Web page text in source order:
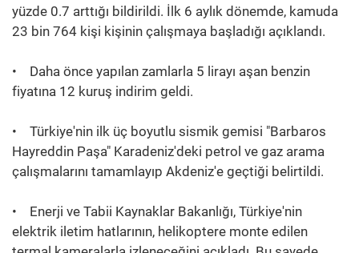
yüzde 0.7 arttığı bildirildi. İlk 6 aylık dönemde, kamuda
23 bin 764 kişi kişinin çalışmaya başladığı açıklandı.
• Daha önce yapılan zamlarla 5 lirayı aşan benzin
fiyatına 12 kuruş indirim geldi.
• Türkiye'nin ilk üç boyutlu sismik gemisi "Barbaros
Hayreddin Paşa" Karadeniz'deki petrol ve gaz arama
çalışmalarını tamamlayıp Akdeniz'e geçtiği belirtildi.
• Enerji ve Tabii Kaynaklar Bakanlığı, Türkiye'nin
elektrik iletim hatlarının, helikoptere monte edilen